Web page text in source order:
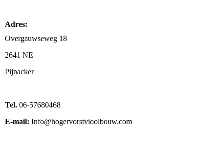
Adres:
Overgauwseweg 18
2641 NE
Pijnacker
Tel. 06-57680468
E-mail: Info@hogervorstvioolbouw.com